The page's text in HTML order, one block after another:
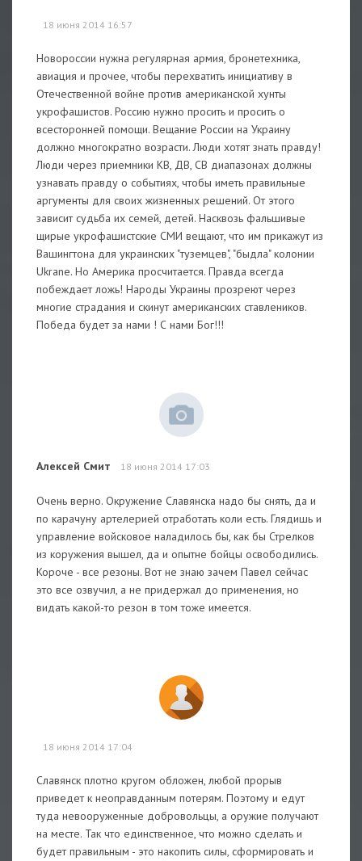
18 июня 2014 16:57
Новороссии нужна регулярная армия, бронетехника,
авиация и прочее, чтобы перехватить инициативу в
Отечественной войне против американской хунты
укрофашистов. Россию нужно просить и просить о
всесторонней помощи. Вещание России на Украину
должно многократно возрасти. Люди хотят знать правду!
Люди через приемники КВ, ДВ, СВ диапазонах должны
узнавать правду о событиях, чтобы иметь правильные
аргументы для своих жизненных решений. От этого
зависит судьба их семей, детей. Насквозь фальшивые
щирые укрофашистские СМИ вещают, что им прикажут из
Вашингтона для украинских "туземцев", "быдла" колонии
Ukrane. Но Америка просчитается. Правда всегда
побеждает ложь! Народы Украины прозреют через
многие страдания и скинут американских ставлеников.
Победа будет за нами ! С нами Бог!!!
Алексей Смит 18 июня 2014 17:03
Очень верно. Окружение Славянска надо бы снять, да и
по карачуну артелерией отработать коли есть. Глядишь и
управление войсковое наладилось бы, как бы Стрелков
из коружения вышел, да и опытне бойцы освободились.
Короче - все резоны. Вот не знаю зачем Павел сейчас
это все озвучил, а не придержал до применения, но
видать какой-то резон в том тоже имеется.
18 июня 2014 17:04
Славянск плотно кругом обложен, любой прорыв
приведет к неоправданным потерям. Поэтому и едут
туда невооруженные добровольцы, а оружие получают
на месте. Так что единственное, что можно сделать и
будет правильным - это накопить силы, сформировать и